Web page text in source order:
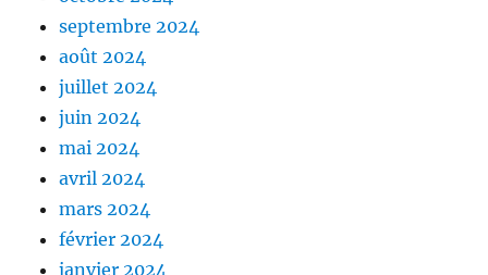
septembre 2024
août 2024
juillet 2024
juin 2024
mai 2024
avril 2024
mars 2024
février 2024
janvier 2024